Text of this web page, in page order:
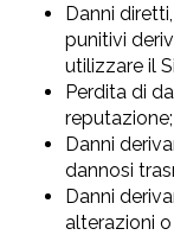
Danni
punitivi
utilizzare il
Perdita di
reputazione;
Danni
dannosi
Danni
alterazioni